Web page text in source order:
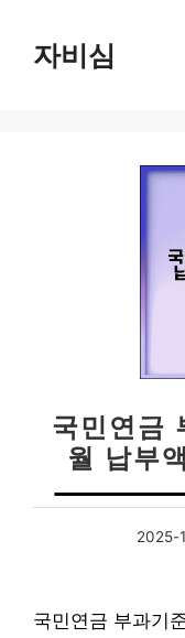
자비심
국민연금
월 납부
2025-
국민연금 부과기